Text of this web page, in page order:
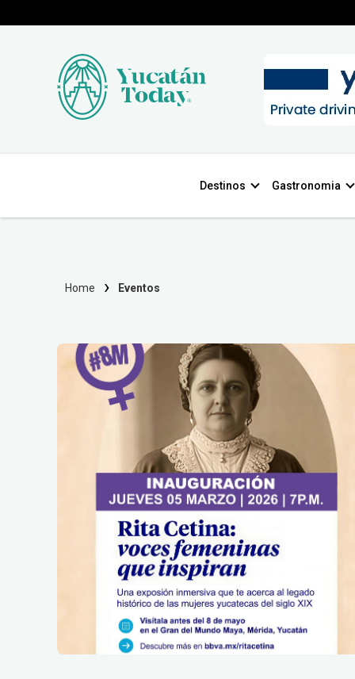
Destinos Gastronomia
Home Eventos